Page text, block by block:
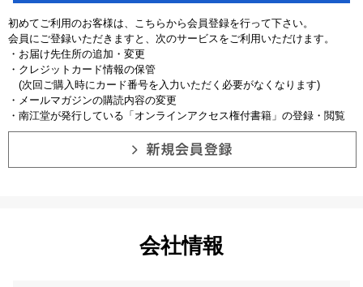
初めてご利用のお客様は、こちらから会員登録を行って下さい。
会員にご登録いただきますと、次のサービスをご利用いただけます。
・お届け先住所の追加・変更
・クレジットカード情報の保管
(次回ご購入時にカード番号を入力いただく必要がなくなります)
・メールマガジンの購読内容の変更
・南江堂が発行している「オンラインアクセス権付書籍」の登録・閲覧
会社情報